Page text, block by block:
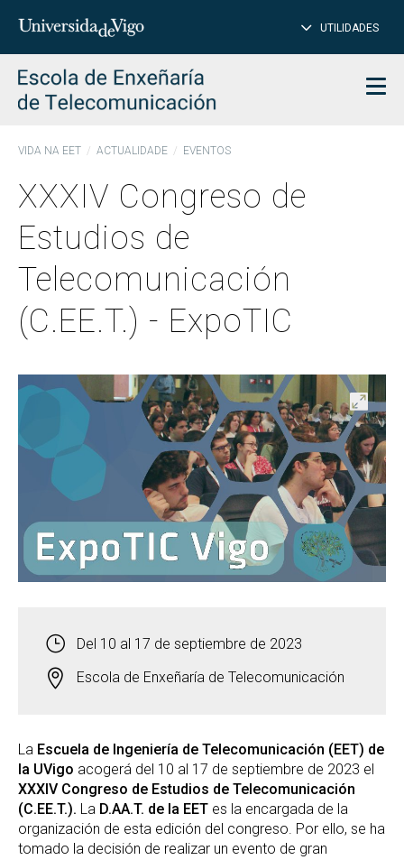
Introduce
para
buscar
UTILIDADES
VIDA NA EET ACTUALIDADE EVENTOS
XXXIV Congreso de
Estudios de
Telecomunicación
(C.EE.T.) - ExpoTIC
Abrir
Del 10 al 17 de septiembre de 2023
Escola de Enxeñaría de Telecomunicación
La Escuela de Ingeniería de Telecomunicación (EET) de
la UVigo acogerá del 10 al 17 de septiembre de 2023 el
XXXIV Congreso de Estudios de Telecomunicación
(C.EE.T.). La D.AA.T. de la EET es la encargada de la
organización de esta edición del congreso. Por ello, se ha
tomado la decisión de realizar un evento de gran